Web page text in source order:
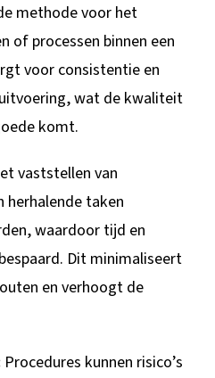
methode voor het
of processen binnen een
voor consistentie en
wat de kwaliteit
komt.
vaststellen van
herhalende taken
waardoor tijd en
Dit minimaliseert
en verhoogt de
Procedures kunnen risico’s